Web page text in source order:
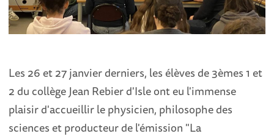
Les 26 et 27 janvier derniers, les élèves de 3èmes 1 et
2 du collège Jean Rebier d'Isle ont eu l'immense
plaisir d'accueillir le physicien, philosophe des
sciences et producteur de l'émission "La